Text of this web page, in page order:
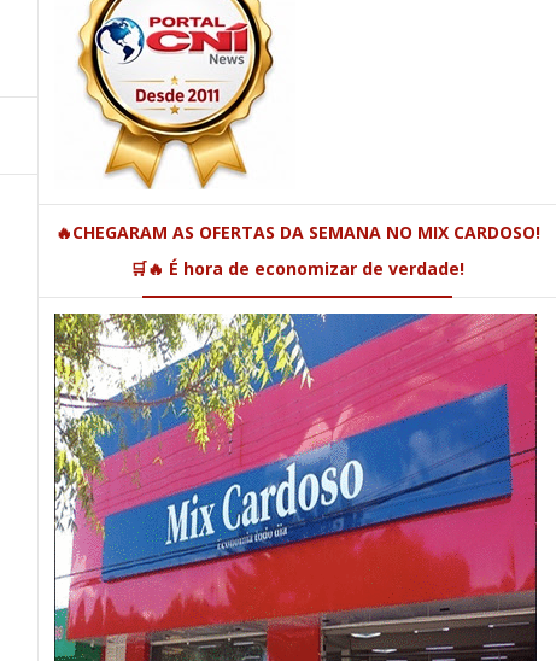
🔥CHEGARAM AS OFERTAS DA SEMANA NO MIX CARDOSO!
🛒🔥 É hora de economizar de verdade!